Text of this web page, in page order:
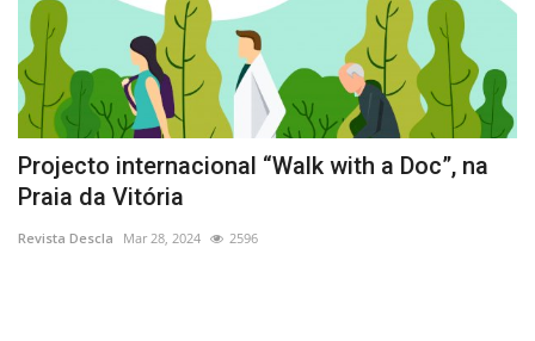
Projecto internacional “Walk with a Doc”, na
Praia da Vitória
Revista Descla Mar 28, 2024 2596